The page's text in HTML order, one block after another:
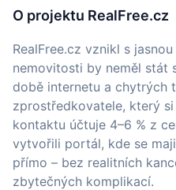
O projektu RealFree.cz
RealFree.cz vznikl s
nemovitosti by neměl stát
době internetu a chytrých
zprostředkovatele, který
kontaktu účtuje 4–6 % z
vytvořili portál, kde se
přímo – bez realitních
zbytečných komplikací.